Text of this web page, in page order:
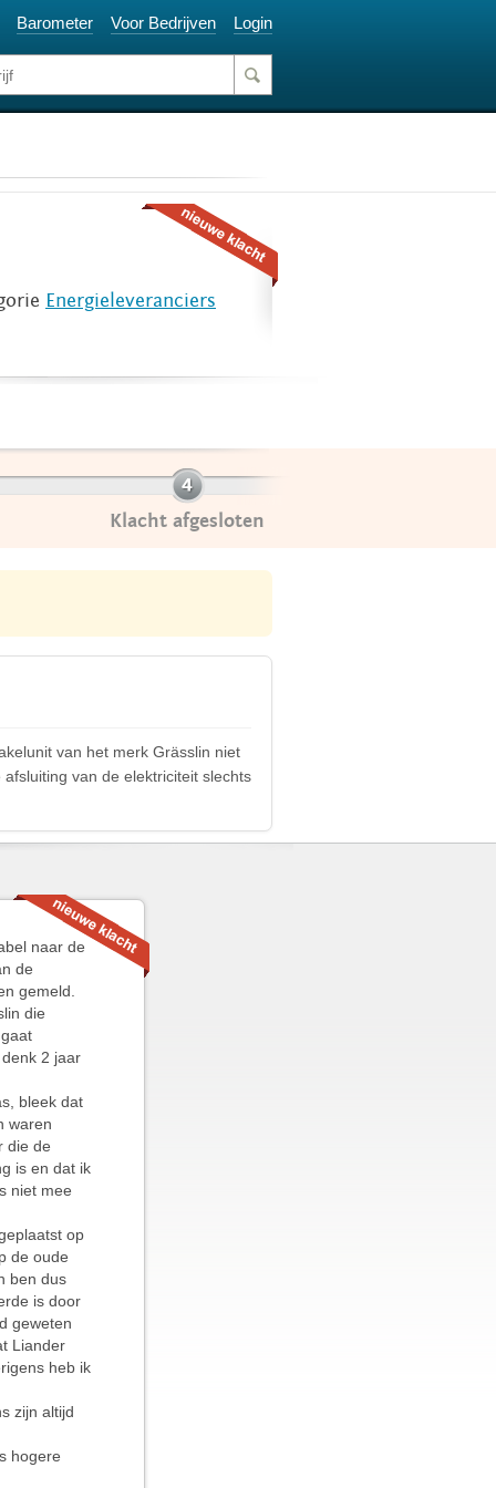
Barometer Voor Bedrijven Login
Energieleveranciers
Klacht afgesloten
van het merk Grässlin niet
van de elektriciteit slechts
naar de
de
gemeld.
die
2 jaar
bleek dat
waren
die de
is en dat ik
niet mee
op
de oude
ben dus
is door
geweten
Liander
heb ik
zijn altijd
hogere